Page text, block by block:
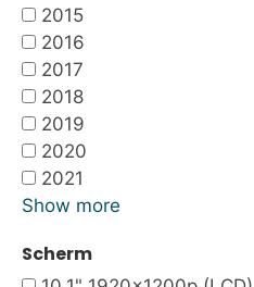
2015
2016
2017
2018
2019
2020
2021
Show more
Scherm